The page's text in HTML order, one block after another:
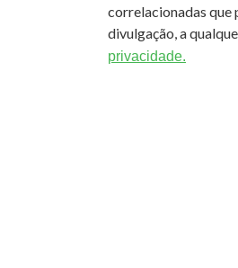
correlacionadas que
divulgação, a
privacidade.